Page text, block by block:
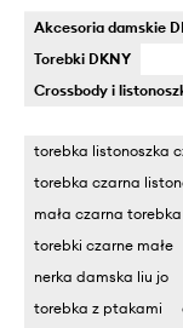
Akcesoria damskie
Torebki DKNY
Crossbody i
torebka listonoszka
torebka czarna
mała czarna
torebki czarne małe
nerka damska liu jo
torebka z ptakami